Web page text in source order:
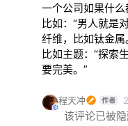
一个公司如果什
比如：“男人就是
纤维，比如钛金属
比如主题：“探索
要完美。”
程天冲
该评论已被